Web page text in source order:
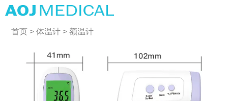
首页 >体温计 >额温计